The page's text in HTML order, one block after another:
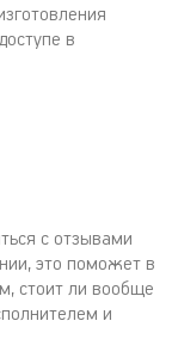
в
с отзывами
это поможет в
стоит ли вообще
и